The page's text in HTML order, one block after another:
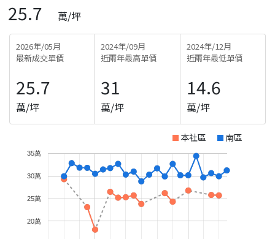
25.7 萬/坪
2026年/05月
最新成交單價
25.7
萬/坪
2024年/09月
近兩年最高單價
31
萬/坪
2024年/12月
近兩年最低單價
14.6
萬/坪
本社區 南區
20萬
25萬
30萬
35萬